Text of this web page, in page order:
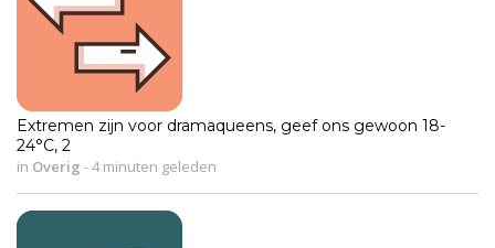
Extremen zijn voor dramaqueens, geef ons gewoon 18-
24°C, 2
in Overig -4 minuten geleden